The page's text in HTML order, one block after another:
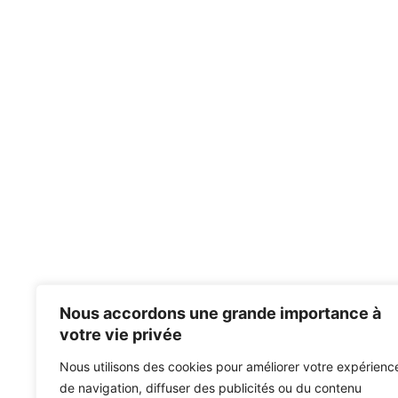
Nous accordons une grande importance à
votre vie privée
Nous utilisons des cookies pour améliorer votre
de navigation, diffuser des publicités ou du contenu